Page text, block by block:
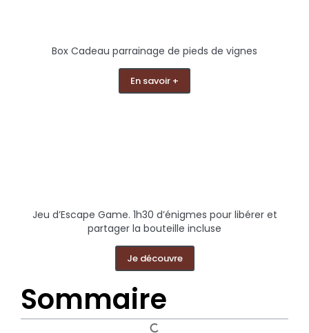
Box Cadeau parrainage de pieds de vignes
En savoir +
Jeu d’Escape Game. 1h30 d’énigmes pour libérer et
partager la bouteille incluse
Je découvre
Sommaire